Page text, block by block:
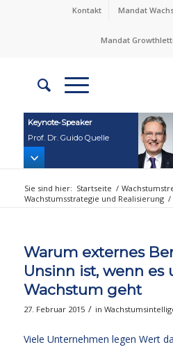
Kontakt Mandat
Mandat
Keynote‑Speaker
Prof. Dr. Guido Quelle
Sie sind hier: Startseite /
Wachstumsstrategie und Realisierung /
Warum externes
Unsinn ist, wenn es
Wachstum geht
27. Februar 2015 / in
Viele Unternehmen legen Wert